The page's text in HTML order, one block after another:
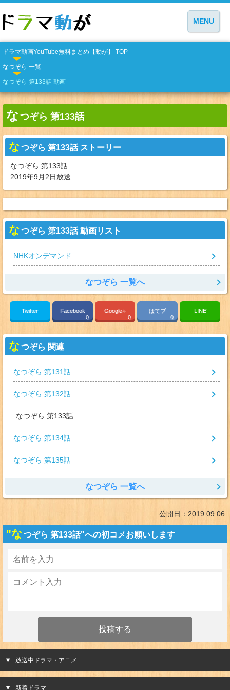
MENU
ドラマ動画YouTube無料まとめ【動が】 TOP
なつぞら 一覧
なつぞら 第133話 動画
なつぞら 第133話
なつぞら 第133話 ストーリー
なつぞら 第133話
2019年9月2日放送
なつぞら 第133話 動画リスト
NHKオンデマンド
なつぞら 一覧へ
Twitter
Facebook
0
Google+
0
はてブ
0
LINE
なつぞら 関連
なつぞら 第131話
なつぞら 第132話
なつぞら 第133話
なつぞら 第134話
なつぞら 第135話
なつぞら 一覧へ
公開日： 2019.09.06
"なつぞら 第133話"への初コメお願いします
放送中ドラマ・アニメ
新着ドラマ